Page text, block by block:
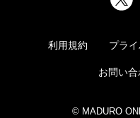
利用規約 プラ
お問い
© MADURO